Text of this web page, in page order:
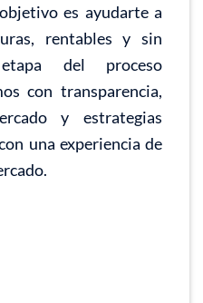
es ayudarte a
rentables y sin
del proceso
con transparencia,
y estrategias
una experiencia de